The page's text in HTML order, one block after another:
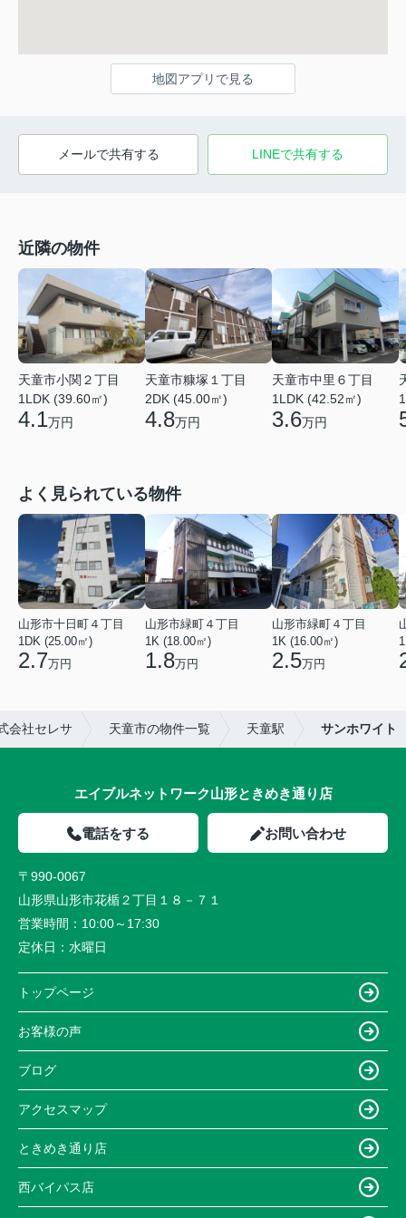
地図アプリで見る
メールで共有する LINEで共有する
近隣の物件
天童市小関２丁目
1LDK (39.60㎡)
4.1万円
天童市糠塚１丁目
2DK (45.00㎡)
4.8万円
天童市中里６丁目
1LDK (42.52㎡)
3.6万円
よく見られている物件
山形市十日町４丁目
1DK (25.00㎡)
2.7万円
山形市緑町４丁目
1K (18.00㎡)
1.8万円
山形市緑町４丁目
1K (16.00㎡)
2.5万円
会社セレサ 天童市の物件一覧 天童駅 サンホワイト
エイブルネットワーク山形ときめき通り店
電話をする お問い合わせ
〒990-0067
山形県山形市花楯２丁目１８－７１
営業時間： 10:00～17:30
定休日： 水曜日
トップページ
お客様の声
ブログ
アクセスマップ
ときめき通り店
西バイパス店